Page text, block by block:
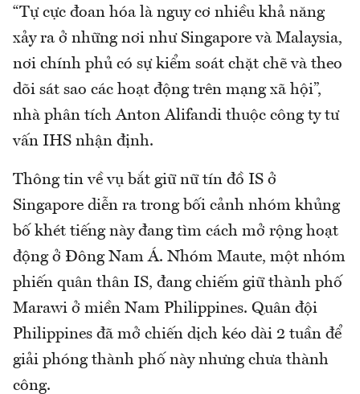
“Tự cực đoan hóa là nguy cơ nhiều khả năng
xảy ra ở những nơi như Singapore và Malaysia,
nơi chính phủ có sự kiểm soát chặt chẽ và theo
dõi sát sao các hoạt động trên mạng xã hội”,
nhà phân tích Anton Alifandi thuộc công ty tư
vấn IHS nhận định.
Thông tin về vụ bắt giữ nữ tín đồ IS ở
Singapore diễn ra trong bối cảnh nhóm khủng
bố khét tiếng này đang tìm cách mở rộng hoạt
động ở Đông Nam Á. Nhóm Maute, một nhóm
phiến quân thân IS, đang chiếm giữ thành phố
Marawi ở miền Nam Philippines. Quân đội
Philippines đã mở chiến dịch kéo dài 2 tuần để
giải phóng thành phố này nhưng chưa thành
công.